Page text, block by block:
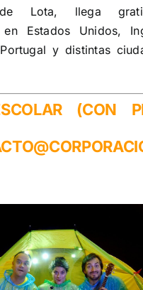
de Lota, llega
en Estados Unidos,
y distintas
(CON